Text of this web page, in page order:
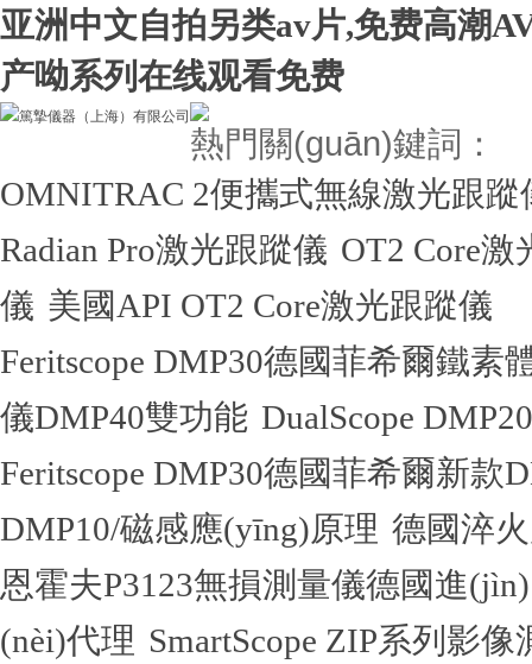
亚洲中文自拍另类av片,免费高潮
产呦系列在线观看免费
熱門關(guān)鍵詞：
OMNITRAC 2便攜式無線激光跟蹤
Radian Pro激光跟蹤儀 OT2 Core激
儀 美國API OT2 Core激光跟蹤儀
Feritscope DMP30德國菲希爾鐵素
儀DMP40雙功能 DualScope
Feritscope DMP30德國菲希爾新款
DMP10/磁感應(yīng)原理 德國淬
恩霍夫P3123無損測量儀德國進
(nèi)代理 SmartScope ZIP系列影